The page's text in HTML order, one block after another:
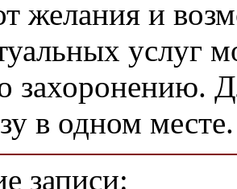
желания и
услуг
захоронению.
в одном месте.
записи: